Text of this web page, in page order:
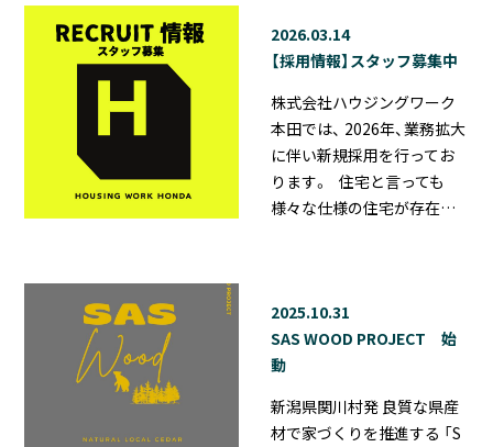
2026.03.14
【採用情報】スタッフ募集中
株式会社ハウジングワーク
本田では、 2026年、業務拡大
に伴い新規採用を行ってお
ります。 住宅と言っても
様々な仕様の住宅が存在…
2025.10.31
SAS WOOD PROJECT 始
動
新潟県関川村発 良質な県産
材で家づくりを推進する 「S